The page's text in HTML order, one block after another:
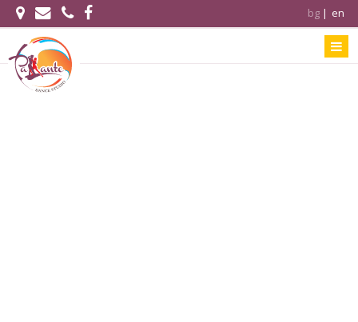
bg en